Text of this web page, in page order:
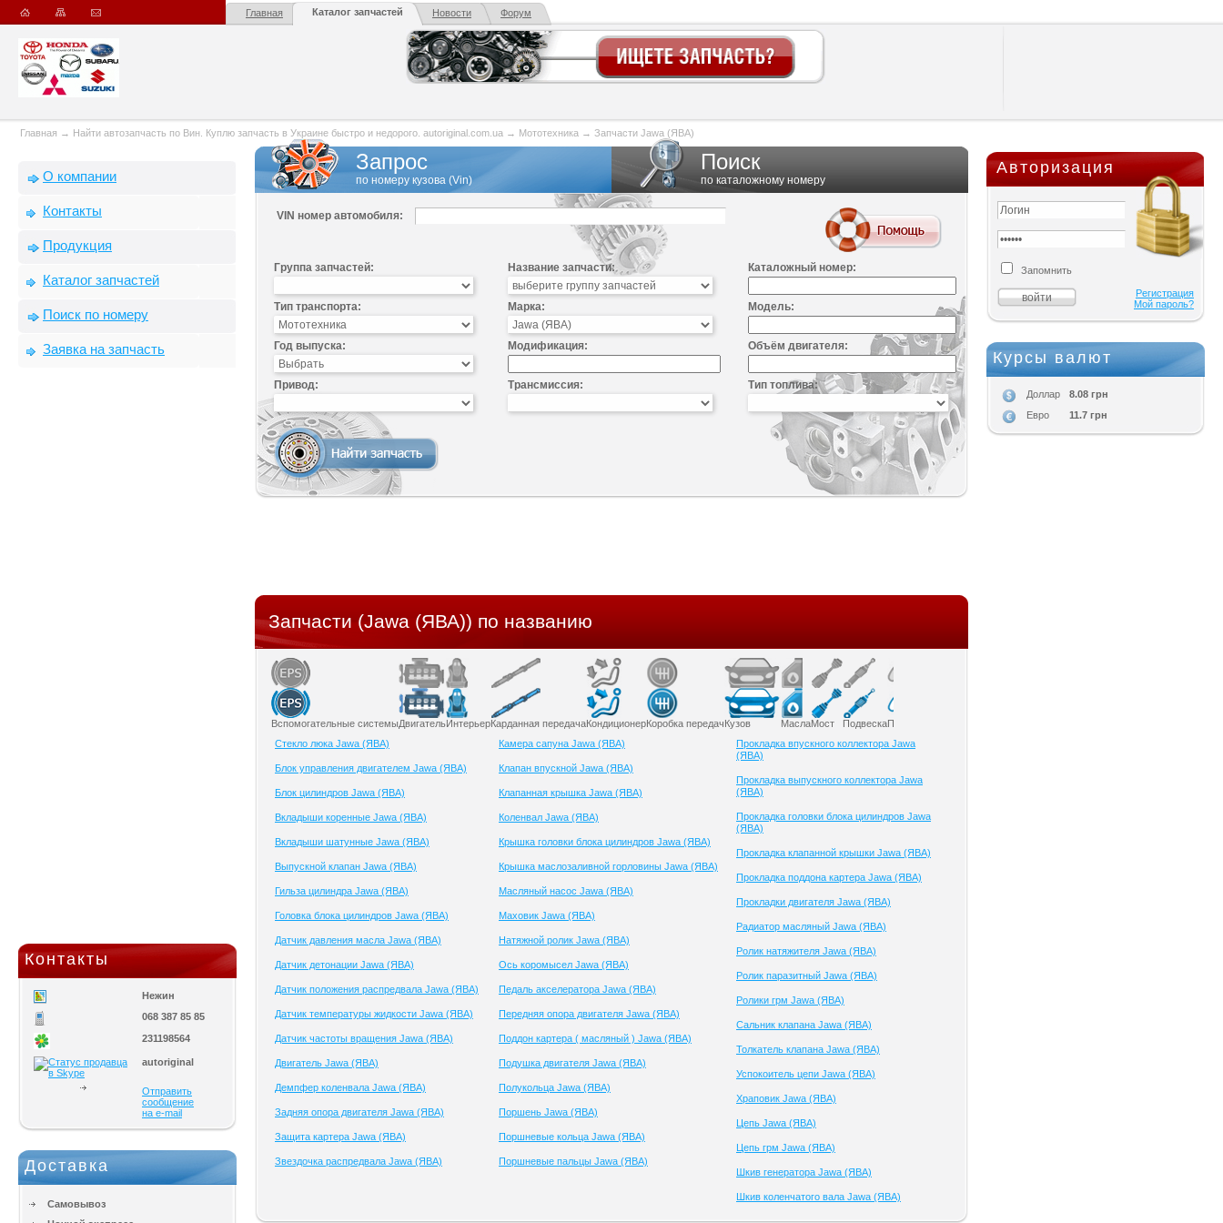
Главная Каталог запчастей Новости Форум
Главная → Найти автозапчасть по Вин. Куплю запчасть в Украине быстро и недорого. autoriginal.com.ua → Мототехника → Запчасти Jawa (ЯВА)
О компании
Контакты
Продукция
Каталог запчастей
Поиск по номеру
Заявка на запчасть
Контакты
Нежин
068 387 85 85
231198564
autoriginal
Отправить
сообщение
на e-mail
Доставка
Самовывоз
Запрос
по номеру кузова (Vin)
Поиск
по каталожному номеру
VIN номер автомобиля:
Группа запчастей: Название запчасти: Каталожный номер:
Тип транспорта: Марка: Модель:
Год выпуска: Модификация: Объём двигателя:
Привод: Трансмиссия: Тип топлива:
Запчасти (Jawa (ЯВА)) по названию
Вспомогательные системыДвигательИнтерьерКарданная передачаКондиционерКоробка передачКузов МаслаМост ПодвескаПриборы и датчики
Cтекло люка Jawa (ЯВА)
Блок управления двигателем Jawa (ЯВА)
Блок цилиндров Jawa (ЯВА)
Вкладыши коренные Jawa (ЯВА)
Вкладыши шатунные Jawa (ЯВА)
Выпускной клапан Jawa (ЯВА)
Гильза цилиндра Jawa (ЯВА)
Головка блока цилиндров Jawa (ЯВА)
Датчик давления масла Jawa (ЯВА)
Датчик детонации Jawa (ЯВА)
Датчик положения распредвала Jawa (ЯВА)
Датчик температуры жидкости Jawa (ЯВА)
Датчик частоты вращения Jawa (ЯВА)
Двигатель Jawa (ЯВА)
Демпфер коленвала Jawa (ЯВА)
Задняя опора двигателя Jawa (ЯВА)
Защита картера Jawa (ЯВА)
Звездочка распредвала Jawa (ЯВА)
Камера сапуна Jawa (ЯВА)
Клапан впускной Jawa (ЯВА)
Клапанная крышка Jawa (ЯВА)
Коленвал Jawa (ЯВА)
Крышка головки блока цилиндров Jawa (ЯВА)
Крышка маслозаливной горловины Jawa (ЯВА)
Масляный насос Jawa (ЯВА)
Маховик Jawa (ЯВА)
Натяжной ролик Jawa (ЯВА)
Ось коромысел Jawa (ЯВА)
Педаль акселератора Jawa (ЯВА)
Передняя опора двигателя Jawa (ЯВА)
Поддон картера ( масляный ) Jawa (ЯВА)
Подушка двигателя Jawa (ЯВА)
Полукольца Jawa (ЯВА)
Поршень Jawa (ЯВА)
Поршневые кольца Jawa (ЯВА)
Поршневые пальцы Jawa (ЯВА)
Прокладка впускного коллектора Jawa
(ЯВА)
Прокладка выпускного коллектора Jawa
(ЯВА)
Прокладка головки блока цилиндров Jawa
(ЯВА)
Прокладка клапанной крышки Jawa (ЯВА)
Прокладка поддона картера Jawa (ЯВА)
Прокладки двигателя Jawa (ЯВА)
Радиатор масляный Jawa (ЯВА)
Ролик натяжителя Jawa (ЯВА)
Ролик паразитный Jawa (ЯВА)
Ролики грм Jawa (ЯВА)
Сальник клапана Jawa (ЯВА)
Толкатель клапана Jawa (ЯВА)
Успокоитель цепи Jawa (ЯВА)
Храповик Jawa (ЯВА)
Цепь Jawa (ЯВА)
Цепь грм Jawa (ЯВА)
Шкив генератора Jawa (ЯВА)
Шкив коленчатого вала Jawa (ЯВА)
Авторизация
Запомнить
Регистрация
Мой пароль?
Курсы валют
Доллар
8.08 грн
Евро
11.7 грн